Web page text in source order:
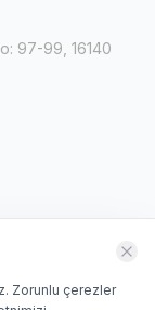
97-99, 16140
Zorunlu çerezler